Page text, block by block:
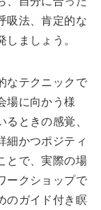
吸法、肯定的な
ましょう。
なテクニックで
場に向かう様
ときの感覚、
細かつポジティ
とで、実際の場
ークショップで
のガイド付き瞑